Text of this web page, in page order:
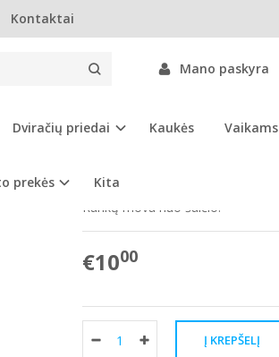
Kontaktai
Mano paskyra
Dviračių priedai Kaukės Vaikams
prekės Kita
priedai Pirštinės ant vežimėlio
Prekės kodas: PAV.j
Rankų mova nuo šalčio.
€1000